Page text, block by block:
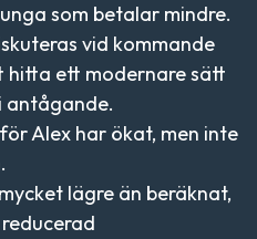
som betalar mindre.
vid kommande
hitta ett modernare sätt
antågande.
Alex har ökat, men inte
lägre än beräknat,